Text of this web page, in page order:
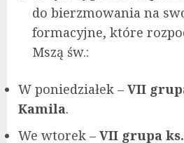
do bierzmowania na
formacyjne, które
Mszą św.:
W poniedziałek – VII
Kamila.
We wtorek – VII grupa